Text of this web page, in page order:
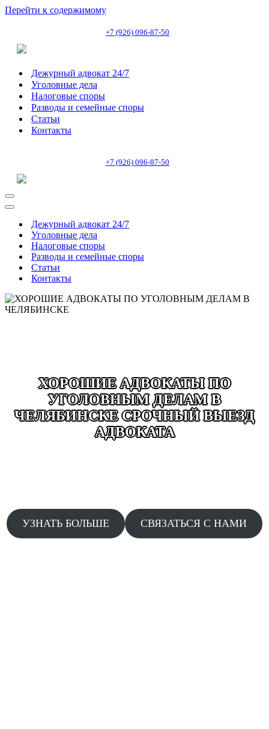
Перейти к содержимому
+7 (926) 096-87-50
Дежурный адвокат 24/7
Уголовные дела
Налоговые споры
Разводы и семейные споры
Статьи
Контакты
+7 (926) 096-87-50
Меню
навигации
Меню
навигацииДежурный адвокат 24/7
Уголовные дела
Налоговые споры
Разводы и семейные споры
Статьи
Контакты
ХОРОШИЕ АДВОКАТЫ ПО
УГОЛОВНЫМ ДЕЛАМ В
ЧЕЛЯБИНСКЕ СРОЧНЫЙ ВЫЕЗД
АДВОКАТА
УЗНАТЬ БОЛЬШЕ СВЯЗАТЬСЯ С НАМИ